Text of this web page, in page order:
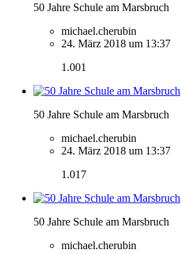
50 Jahre Schule am Marsbruch
michael.cherubin
24. März 2018 um 13:37
1.001
50 Jahre Schule am Marsbruch
michael.cherubin
24. März 2018 um 13:37
1.017
50 Jahre Schule am Marsbruch
michael.cherubin